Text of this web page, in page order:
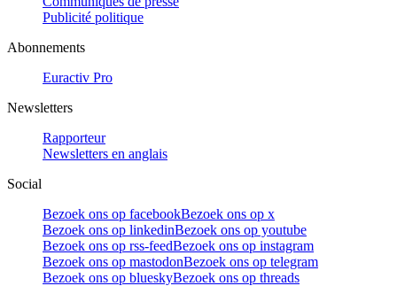
Publicité politique
Abonnements
Euractiv Pro
Newsletters
Rapporteur
Newsletters en anglais
Social
Bezoek ons op facebookBezoek ons op x
Bezoek ons op linkedinBezoek ons op youtube
Bezoek ons op rss-feedBezoek ons op instagram
Bezoek ons op mastodonBezoek ons op telegram
Bezoek ons op blueskyBezoek ons op threads